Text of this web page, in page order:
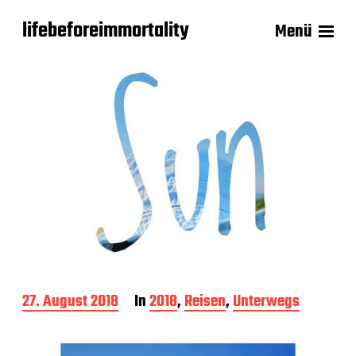
lifebeforeimmortality Menü
B
e
27. August 2018 In2018,Reisen,Unterwegs